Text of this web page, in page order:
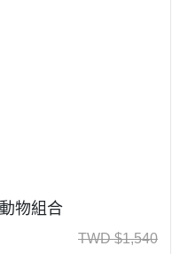
物組合
TWD $1,540